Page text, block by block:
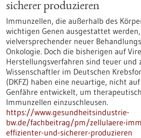
sicherer produzieren
Immunzellen, die außerhalb des
wichtigen Genen ausgestattet
vielversprechender neuer
Onkologie. Doch die bisherigen auf
Herstellungsverfahren sind teuer und
Wissenschaftler im Deutschen
(DKFZ) haben eine neuartige, nicht
Genfähre entwickelt, um
Immunzellen einzuschleusen.
https://www.gesundheitsindustrie-
bw.de/fachbeitrag/pm/zellulaere-
effizienter-und-sicherer-produzieren